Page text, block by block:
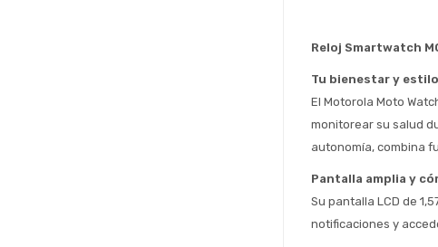
Reloj Smartwatch
Tu bienestar y
El Motorola Moto
monitorear su salud
autonomía, combina
Pantalla amplia y
Su pantalla LCD de
notificaciones y